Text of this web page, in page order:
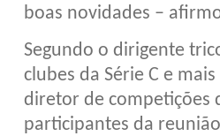
boas novidades –
Segundo o dirigente
clubes da Série C e
diretor de competições
participantes da